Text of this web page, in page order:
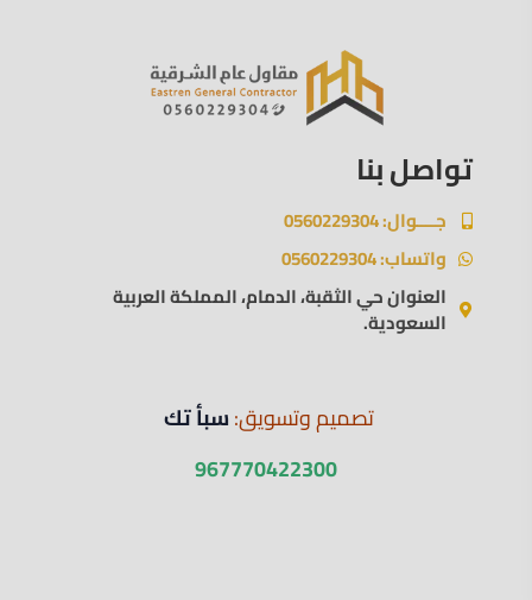
تواصل بنا
جــــوال: 0560229304
واتساب: 0560229304
العنوان حي الثقبة، الدمام، المملكة العربية
السعودية.
تصميم وتسويق:سبأ تك
967770422300